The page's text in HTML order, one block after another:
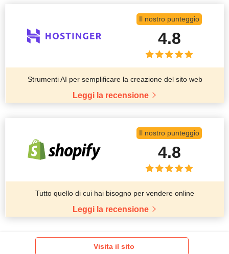
Il nostro punteggio
4.8
Strumenti AI per semplificare la creazione del sito web
Leggi la recensione
Il nostro punteggio
4.8
Tutto quello di cui hai bisogno per vendere online
Leggi la recensione
Visita il sito